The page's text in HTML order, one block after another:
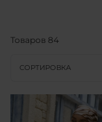
Товаров 84
СОРТИРОВКА